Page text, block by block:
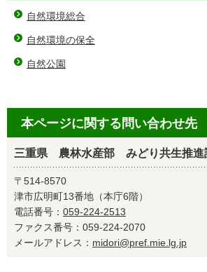
自然環境総合
自然環境の保全
自然公園
本ページに関する問い合わせ先
三重県 農林水産部 みどり共生推進
〒514-8570
津市広明町13番地（本庁6階）
電話番号： 059-224-2513
ファクス番号：059-224-2070
メールアドレス： midori@pref.mie.lg.jp